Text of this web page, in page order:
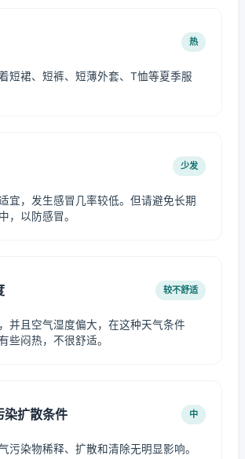
热
短裙、短裤、短薄外套、T恤等夏季服
少发
宜，发生感冒几率较低。但请避免长期
，以防感冒。
较不舒适
并且空气湿度偏大，在这种天气条件
些闷热，不很舒适。
染扩散条件 中
污染物稀释、扩散和清除无明显影响。